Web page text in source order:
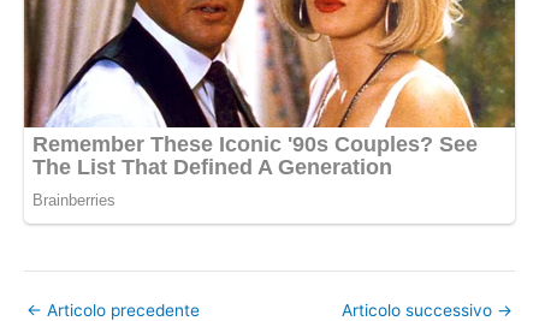
← Articolo precedente Articolo successivo →